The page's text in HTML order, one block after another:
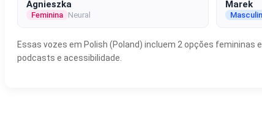
Agnieszka
Feminina Neural
Marek
Essas vozes em Polish (Poland) incluem 2 opções femininas
podcasts e acessibilidade.